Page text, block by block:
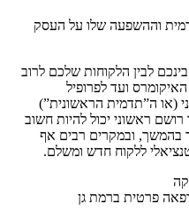
וההשפעה שלו על העסק
לבין הלקוחות שלכם לרוב
ועד לפרופיל
(או ה”תדמית הראשונית”)
ראשוני יכול להיות חשוב
בהמשך, ובמקרים רבים אף
ללקוח חדש ומשלם.